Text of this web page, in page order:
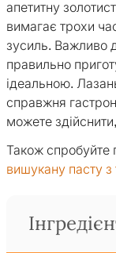
апетитну
вимагає трохи
зусиль. Важливо
правильно
ідеальною.
справжня
можете
Також спробуйте
вишукану пасту з